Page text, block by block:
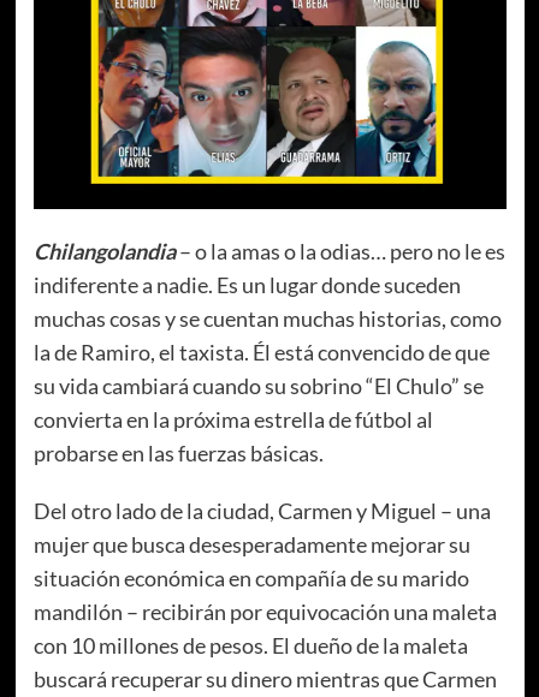
Chilangolandia– o la amas o la odias… pero no le es
indiferente a nadie. Es un lugar donde suceden
muchas cosas y se cuentan muchas historias, como
la de Ramiro, el taxista. Él está convencido de que
su vida cambiará cuando su sobrino “El Chulo” se
convierta en la próxima estrella de fútbol al
probarse en las fuerzas básicas.
Del otro lado de la ciudad, Carmen y Miguel – una
mujer que busca desesperadamente mejorar su
situación económica en compañía de su marido
mandilón – recibirán por equivocación una maleta
con 10 millones de pesos. El dueño de la maleta
buscará recuperar su dinero mientras que Carmen